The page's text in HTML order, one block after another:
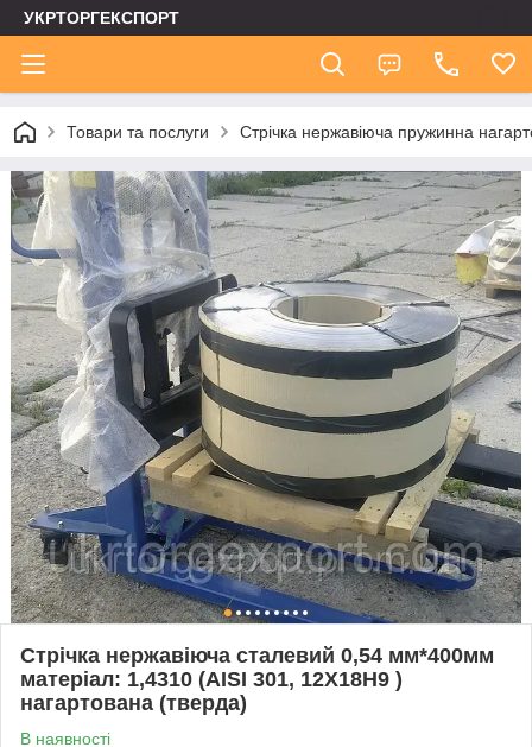
УКРТОРГЕКСПОРТ
Товари та послуги Стрічка нержавіюча пружинна
Стрічка нержавіюча сталевий 0,54 мм*400мм
матеріал: 1,4310 (AISI 301, 12Х18Н9 )
нагартована (тверда)
В наявності